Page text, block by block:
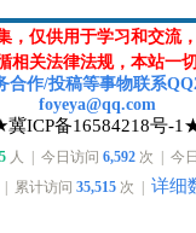
，仅供用于学习和交流
相关法律法规，本站一
合作/投稿等事物联系QQ
foyeya@qq.com
冀ICP备16584218号-
人 | 今日访问 6,592次 | 今
| 累计访问 35,515 次 | 详细